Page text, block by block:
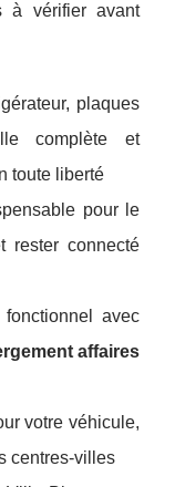
à vérifier avant
plaques
complète et
toute liberté
pour le
rester connecté
avec
affaires
votre véhicule,
centres-villes